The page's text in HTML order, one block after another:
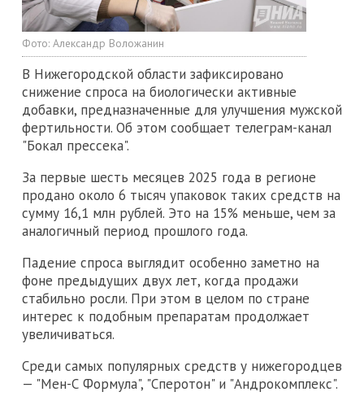
Фото: Александр Воложанин
В Нижегородской области зафиксировано
снижение спроса на биологически активные
добавки, предназначенные для улучшения мужской
фертильности. Об этом сообщает телеграм-канал
"Бокал прессека".
За первые шесть месяцев 2025 года в регионе
продано около 6 тысяч упаковок таких средств на
сумму 16,1 млн рублей. Это на 15% меньше, чем за
аналогичный период прошлого года.
Падение спроса выглядит особенно заметно на
фоне предыдущих двух лет, когда продажи
стабильно росли. При этом в целом по стране
интерес к подобным препаратам продолжает
увеличиваться.
Среди самых популярных средств у нижегородцев
— "Мен-С Формула", "Сперотон" и "Андрокомплекс".